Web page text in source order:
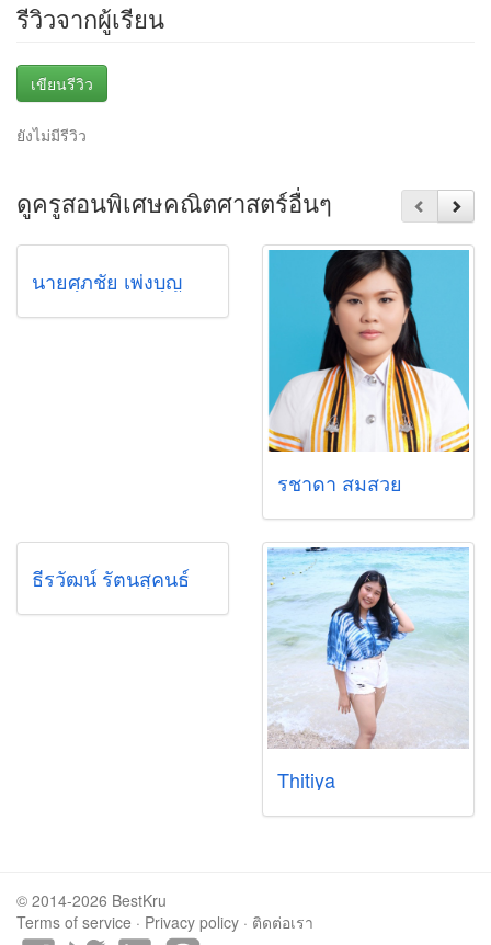
รีวิวจากผู้เรียน
เขียนรีวิว
ยังไม่มีรีวิว
ดูครูสอนพิเศษคณิตศาสตร์อื่นๆ
นายศุภชัย เพ่งบุญ
รชาดา สมสวย
ธีรวัฒน์ รัตนสุคนธ์
Thitiya
© 2014-2026 BestKru
Terms of service · Privacy policy · ติดต่อเรา